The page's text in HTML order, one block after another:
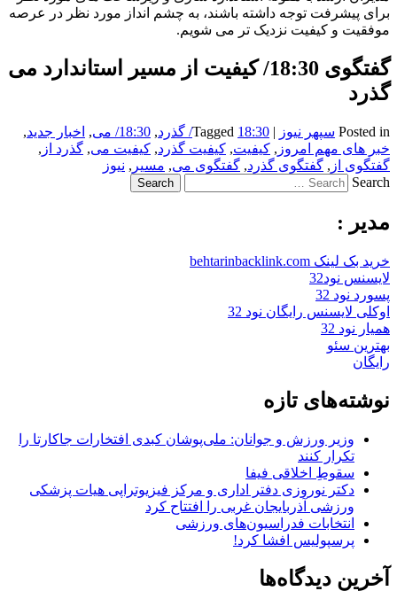
برای پیشرفت توجه داشته باشند، به چشم انداز مورد نظر در عرصه
موفقیت و کیفیت نزدیک تر می شویم.
گفتگوی 18:30/ کیفیت از مسیر استاندارد می
گذرد
Posted in سپهر نیوز |
Tagged 18:30/ گذرد , 18:30/ می , اخبار جدید,
خبر های مهم امروز , کیفیت, کیفیت گذرد, کیفیت می, گذرد از ,
گفتگوی از , گفتگوی گذرد, گفتگوی می, مسیر , نیوز
Search
مدیر :
خرید بک لینک behtarinbacklink.com
لایسنس نود32
پسورد نود 32
اوکلی لایسنس رایگان نود 32
همیار نود 32
بهترین سئو
رایگان
نوشته‌های تازه
وزیر ورزش و جوانان: ملی‌پوشان کبدی افتخارات جاکارتا را
تکرار کنند
سقوطِ اخلاقی فیفا
دکتر نوروزی دفتر اداری و مرکز فیزیوتراپی هیات پزشکی
ورزشی آذربایجان غربی را افتتاح کرد
انتخابات فدراسیون‌های ورزشی
پرسپولیس افشا کرد!
آخرین دیدگاه‌ها